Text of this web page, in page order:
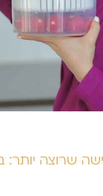
שרוצה יותר: